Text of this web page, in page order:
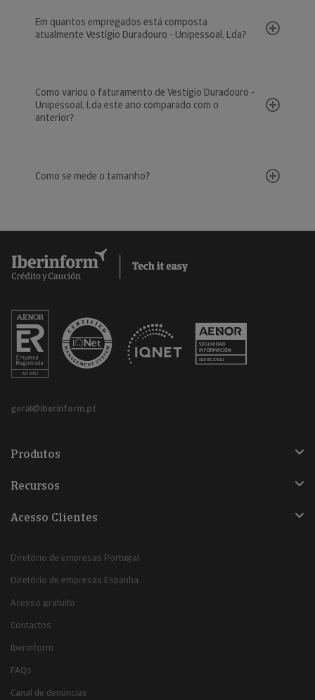
Em quantos empregados está composta
atualmente Vestígio Duradouro - Unipessoal, Lda?
Como variou o faturamento de Vestígio Duradouro -
Unipessoal, Lda este ano comparado com o
anterior?
Como se mede o tamanho?
geral@iberinform.pt
Produtos
Recursos
Acesso Clientes
Diretório de empresas Portugal
Diretório de empresas Espanha
Acesso gratuito
Contactos
Iberinform
FAQs
Canal de denúncias